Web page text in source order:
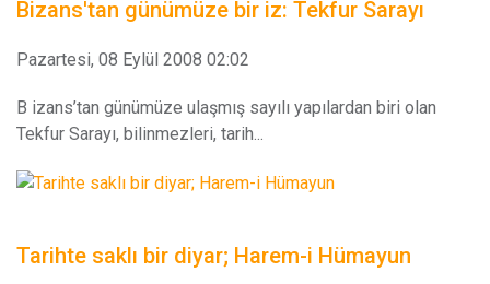
Bizans'tan günümüze bir iz: Tekfur Sarayı
Pazartesi, 08 Eylül 2008 02:02
B izans’tan günümüze ulaşmış sayılı yapılardan biri olan
Tekfur Sarayı, bilinmezleri, tarih...
Tarihte saklı bir diyar; Harem-i Hümayun